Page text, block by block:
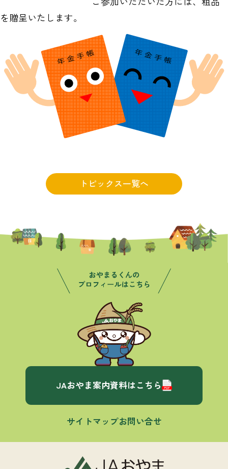
を贈呈いたします。
トピックス一覧へ
JAおやま案内資料はこちら
サイトマップお問い合せ